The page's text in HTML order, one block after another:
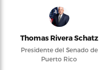
Thomas Rivera Schatz
Presidente del Senado de
Puerto Rico